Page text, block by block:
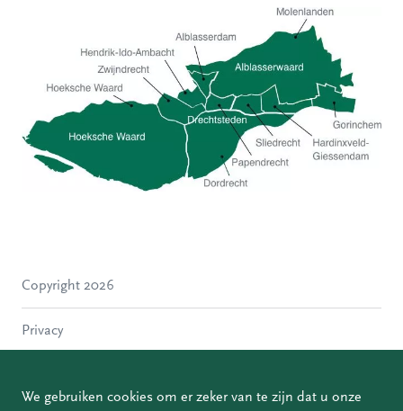
We gebruiken cookies om er zeker van te zijn dat u onze
Molenlanden
Papendrecht
Gorinchem
Copyright 2026
Privacy